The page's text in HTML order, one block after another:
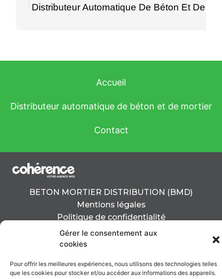
Gérer le consentement aux
cookies
Pour offrir les meilleures expériences, nous utilisons des technologies telles
que les cookies pour stocker et/ou accéder aux informations des appareils.
Distributeur Automatique De Béton Et De
Accueil
Distributeur automatique de béton et de mortier
Contact
BETON MORTIER DISTRIBUTION (BMD)
Mentions légales
Politique de confidentialité
Plan du site